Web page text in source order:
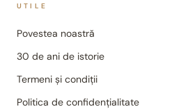
UTILE
Povestea noastră
30 de ani de istorie
Termeni și condiții
Politica de confidențialitate